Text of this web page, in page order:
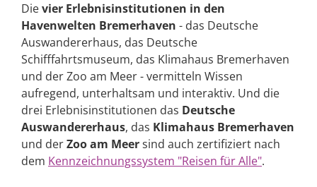
Dievier Erlebnisinstitutionen in den
Havenwelten Bremerhaven - das Deutsche
Auswandererhaus, das Deutsche
Schifffahrtsmuseum, das Klimahaus Bremerhaven
und der Zoo am Meer - vermitteln Wissen
aufregend, unterhaltsam und interaktiv. Und die
drei Erlebnisinstitutionen das Deutsche
Auswandererhaus, das Klimahaus Bremerhaven
und derZoo am Meersind auch zertifiziert nach
dem Kennzeichnungssystem "Reisen für Alle".